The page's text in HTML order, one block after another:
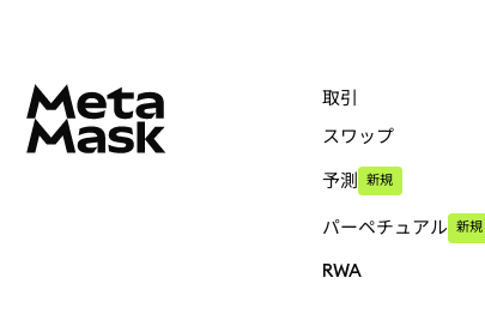
取引
スワップ
予測 新規
パーペチュアル 新規
RWA